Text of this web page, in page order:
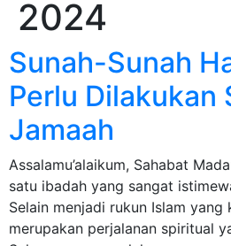
2024
Sunah-Sunah
Perlu Dilakukan
Jamaah
Assalamu’alaikum, Sahabat
satu ibadah yang sangat
Selain menjadi rukun Islam yang
merupakan perjalanan spiritual